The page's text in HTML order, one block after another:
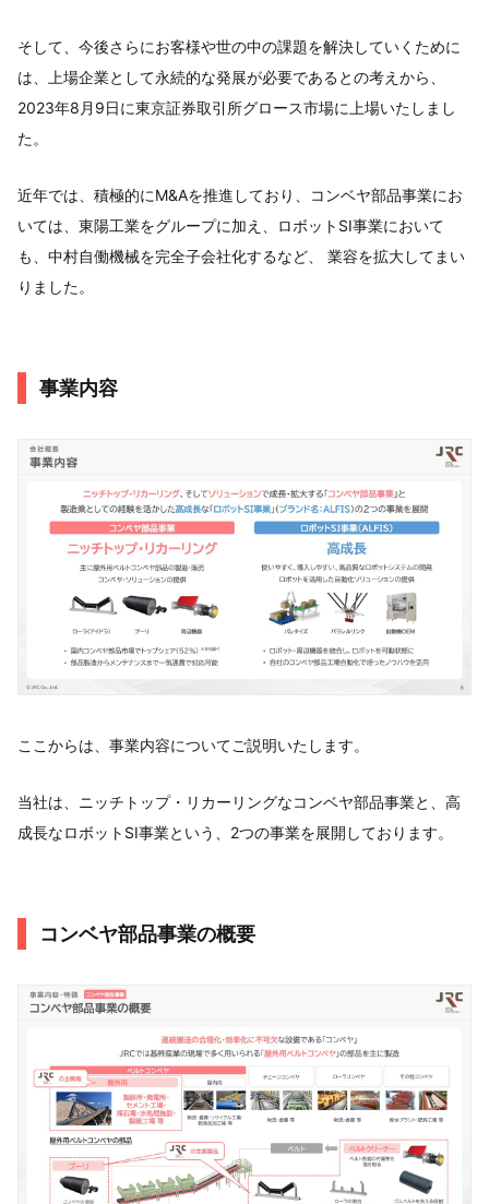
そして、今後さらにお客様や世の中の課題を解決していくために
は、上場企業として永続的な発展が必要であるとの考えから、
2023年8月9日に東京証券取引所グロース市場に上場いたしまし
た。
近年では、積極的にM&Aを推進しており、コンベヤ部品事業にお
いては、東陽工業をグループに加え、ロボットSI事業において
も、中村自働機械を完全子会社化するなど、 業容を拡大してまい
りました。
事業内容
ここからは、事業内容についてご説明いたします。
当社は、ニッチトップ・リカーリングなコンベヤ部品事業と、高
成長なロボットSI事業という、2つの事業を展開しております。
コンベヤ部品事業の概要